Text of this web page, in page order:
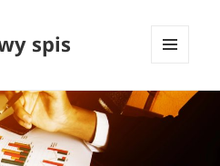
spis
WIDGETY